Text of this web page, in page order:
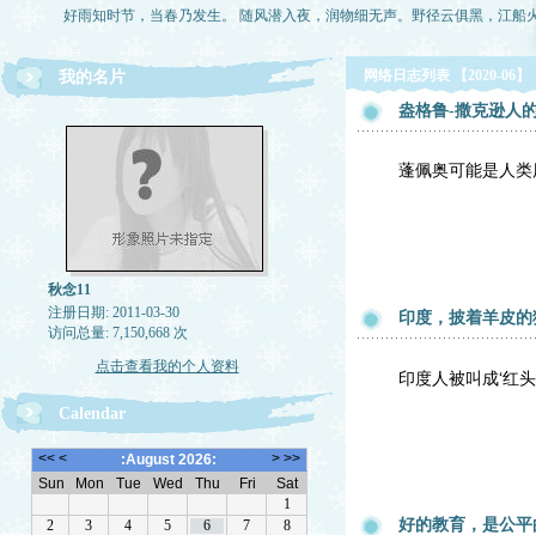
好雨知时节，当春乃发生。 随风潜入夜，润物细无声。野径云俱黑，江船
我的名片
秋念11
注册日期: 2011-03-30
访问总量: 7,150,668 次
点击查看我的个人资料
Calendar
网络日志列表 【2020-06】
盎格鲁-撒克逊人
蓬佩奥可能是人
印度，披着羊皮的
印度人被叫成‘红
好的教育，是公平